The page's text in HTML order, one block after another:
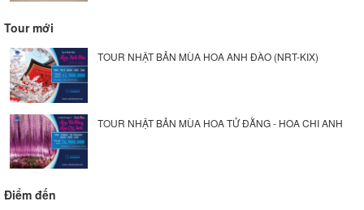
Tour mới
TOUR NHẬT BẢN MÙA HOA ANH ĐÀO (NRT-KIX)
TOUR NHẬT BẢN MÙA HOA TỬ ĐẰNG - HOA CHI ANH
Điểm đến